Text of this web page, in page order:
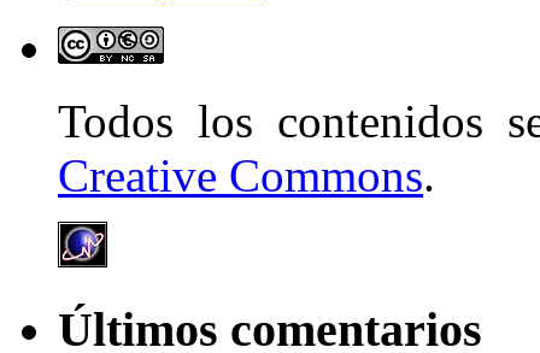
Todos los contenidos
Creative Commons.
Últimos comentarios